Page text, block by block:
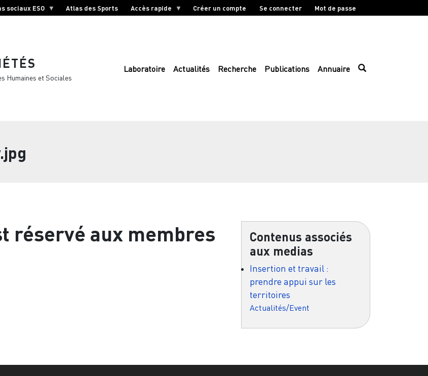
sociaux ESO Atlas des Sports Accès rapide Créer un compte Se connecter Mot de passe
Humaines et Sociales
Laboratoire Actualités Recherche Publications Annuaire
réservé aux membres
Contenus associés
aux medias
Insertion et travail :
prendre appui sur les
territoires
Actualités/Event